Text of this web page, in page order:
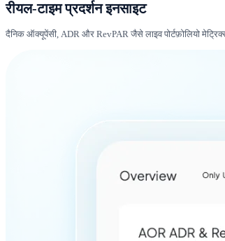
रीयल-टाइम प्रदर्शन इनसाइट
दैनिक ऑक्यूपेंसी, ADR और RevPAR जैसे लाइव पोर्टफ़ोलियो